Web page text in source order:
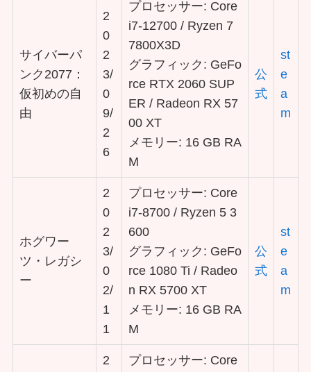
サイバーパ
ンク2077：
仮初めの自
由
2
0
2
3/
0
9/
2
6
プロセッサー: Core
i7-12700 / Ryzen 7
7800X3D
グラフィック: GeFo
rce RTX 2060 SUP
ER / Radeon RX 57
00 XT
メモリー: 16 GB RA
M
公
式
st
e
a
m
ホグワー
ツ・レガシ
ー
2
0
2
3/
0
2/
1
1
プロセッサー: Core
i7-8700 / Ryzen 5 3
600
グラフィック: GeFo
rce 1080 Ti / Radeo
n RX 5700 XT
メモリー: 16 GB RA
M
公
式
st
e
a
m
2
プロセッサー: Core